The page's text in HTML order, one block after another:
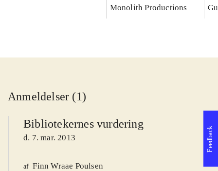
Monolith Productions
Anmeldelser (1)
Bibliotekernes vurdering
d. 7. mar. 2013
af Finn Wraae Poulsen
Feedback